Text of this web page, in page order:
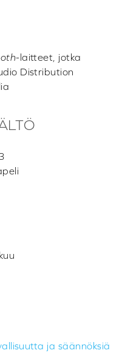
-laitteet, jotka
Distribution
ja säännöksiä